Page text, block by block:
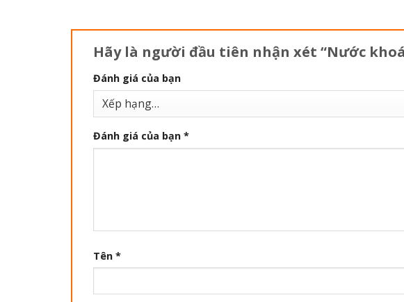
Hãy là người đầu tiên nhận xét “Nước
Đánh giá của bạn
Đánh giá của bạn *
Tên *